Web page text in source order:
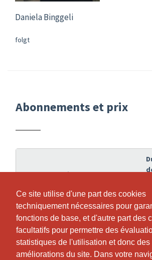
Ce site utilise d'une part des cookies
techniquement nécessaires pour
fonctions de base, et d'autre part des
facultatifs pour permettre des
statistiques de l'utilisation et donc des
améliorations du site. Dans votre
Ce site utilise d'une part des cookies
techniquement nécessaires pour
fonctions de base, et d'autre part des
facultatifs pour permettre des
statistiques de l'utilisation et donc des
améliorations du site. Dans votre
Daniela Binggeli
folgt
Abonnements et prix
Abonnement
10er Abo (Einsetzbar für STABI and
More und Indoor Cycling)
20er Abo (Einsetzbar für STABI and
More und Indoor Cycling)
7